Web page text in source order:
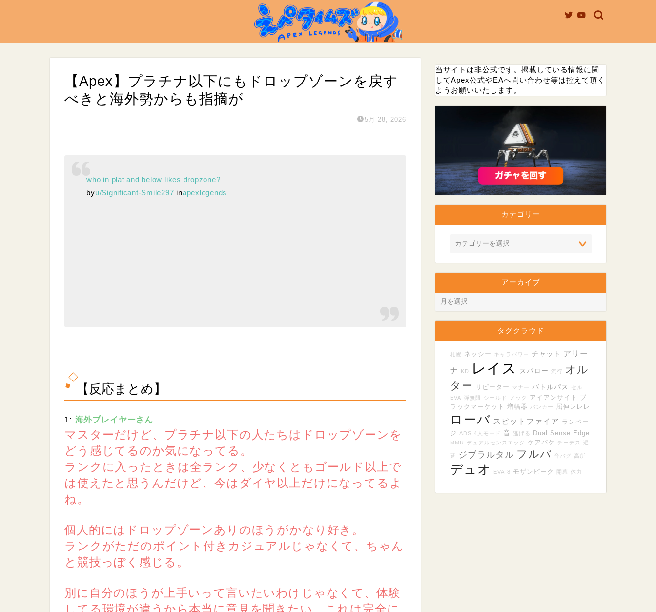
【Apex】プラチナ以下にもドロップゾーンを戻す
べきと海外勢からも指摘が
5月 28, 2026
n
m
u
t
a
e
who in plat and below likes dropzone?
byu/Significant-Smile297 inapexlegends
【反応まとめ】
1: 海外プレイヤーさん
マスターだけど、プラチナ以下の人たちはドロップゾーンを
どう感じてるのか気になってる。
ランクに入ったときは全ランク、少なくともゴールド以上で
は使えたと思うんだけど、今はダイヤ以上だけになってるよ
ね。
個人的にはドロップゾーンありのほうがかなり好き。
ランクがただのポイント付きカジュアルじゃなくて、ちゃん
と競技っぽく感じる。
別に自分のほうが上手いって言いたいわけじゃなくて、体験
してる環境が違うから本当に意見を聞きたい。これは完全に
当サイトは非公式です。掲載している情報に関
してApex公式やEAへ問い合わせ等は控えて頂く
ようお願いいたします。
カテゴリー
アーカイブ
タグクラウド
札幌 ネッシー キャラパワー チャット
アリー
ナ
KD レイス スパロー 流行
オル
ター
リピーター マナー バトルパス
セル
EVA 弾無限 シールド ノック アイアンサイト
ブ
ラックマーケット
増幅器 バンカー 屈伸レレレ
ローバ スピットファイア ランペー
ジ
ADS 4人モード 音 逃げる Dual Sense Edge
MMR デュアルセンスエッジ ケアパケ チーデス 遅
延 ジブラルタル フルパ 音バグ 高所
デュオ EVA-8 モザンピーク 開幕 体力